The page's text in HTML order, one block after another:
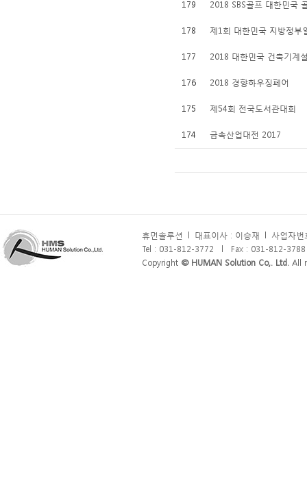
179 2018 SBS골프 대한민국
178 제1회 대한민국 지방정부
177 2018 대한민국 건축기계
176 2018 경향하우징페어
175 제54회 전국도서관대회
174 금속산업대전 2017
휴먼솔루션 대표이사 : 이승재
사업자
Tel : 031-812-3772
Fax : 031-812-3788
Copyright © HUMAN Solution Co,. Ltd. All